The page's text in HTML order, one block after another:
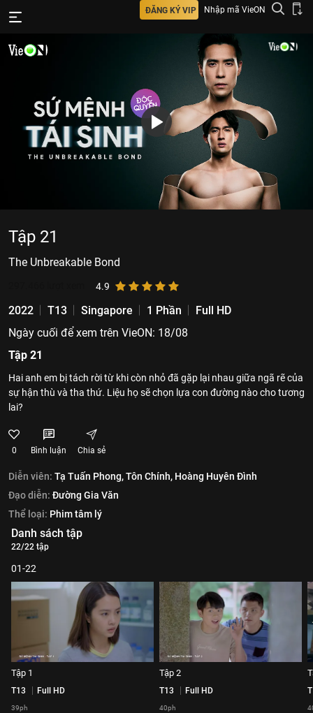
ĐĂNG KÝ VIP Nhập mã VieON
Tập 21
The Unbreakable Bond
4.9
2022 T13 Singapore 1 Phần
Full HD
Ngày cuối để xem trên VieON: 18/08
Tập 21
Hai anh em bị tách rời từ khi còn nhỏ đã gặp lại nhau giữa ngã rẽ của
sự hận thù và tha thứ. Liệu họ sẽ chọn lựa con đường nào cho tương
lai?
0 Bình luận Chia sẻ
Diễn viên: Tạ Tuấn Phong,Tôn Chính, Hoàng Huyên Đình
Đạo diễn: Đường Gia Văn
Thể loại: Phim tâm lý
Danh sách tập
22/22 tập
01-22
Tập 1
T13 Full HD
39ph
Tập 2
T13 Full HD
40ph